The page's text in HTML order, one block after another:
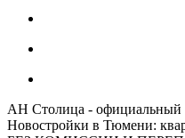
АН Столица - официальный
Новостройки в Тюмени: